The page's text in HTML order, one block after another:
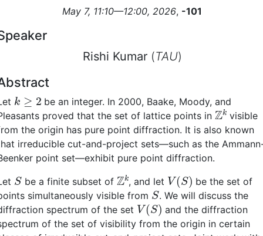
May 7, 11:10—12:00, 2026, -101
Rishi Kumar(TAU)
k ≥
be an integer. In 2000, Baake, Moody, and
proved that the set of lattice points in Zkvisible
the origin has pure point diffraction. It is also known
irreducible cut-and-project sets—such as the
point set—exhibit pure point diffraction.
Sbe a finite subset of Zk, and let V(S) be the set of
simultaneously visible from S. We will discuss the
spectrum of the set V(S) and the diffraction
of the set of visibility from the origin in certain